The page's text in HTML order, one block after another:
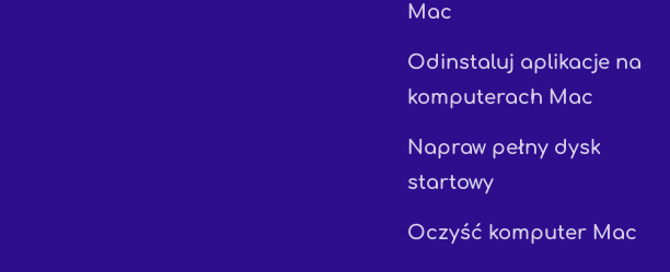
Mac
Odinstaluj aplikacje na
komputerach Mac
Napraw pełny dysk
startowy
Oczyść komputer Mac